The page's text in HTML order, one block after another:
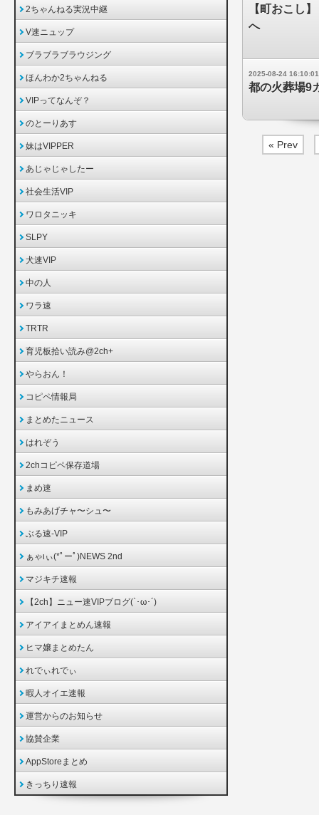
【町おこし
へ
2025-08-24 16:10:01
都の火葬場9
« Prev
2ちゃんねる実況中継
V速ニュップ
ブラブラブラウジング
ほんわか2ちゃんねる
VIPってなんぞ？
のとーりあす
妹はVIPPER
あじゃじゃしたー
社会生活VIP
ワロタニッキ
SLPY
犬速VIP
中の人
ワラ速
TRTR
育児板拾い読み@2ch+
やらおん！
コピペ情報局
まとめたニュース
はれぞう
2chコピペ保存道場
まめ速
もみあげチャ〜シュ〜
ぶる速-VIP
ぁゃιぃ(*ﾟーﾟ)NEWS 2nd
マジキチ速報
【2ch】ニュー速VIPブログ(`･ω･´)
アイアイまとめん速報
ヒマ嬢まとめたん
れでぃれでぃ
暇人オイエ速報
運営からのお知らせ
協賛企業
AppStoreまとめ
きっちり速報